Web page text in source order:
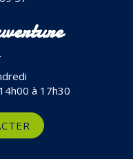
à 17h30